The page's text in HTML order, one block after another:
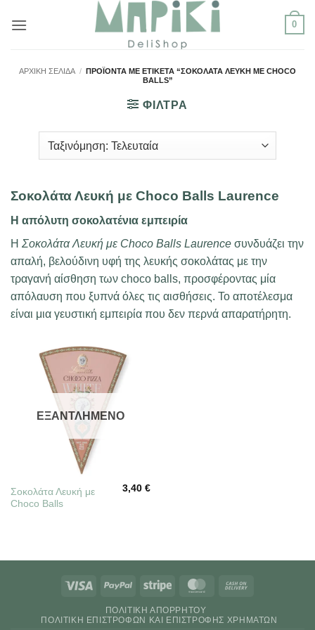
στο
0
ΑΡΧΙΚΉ ΣΕΛΊΔΑ / ΠΡΟΪΌΝΤΑ ΜΕ ΕΤΙΚΈΤΑ “ΣΟΚΟΛΆΤΑ ΛΕΥΚΉ ΜΕ CHOCO
BALLS”
ΦΙΛΤΡΑ
Σοκολάτα Λευκή με Choco Balls Laurence
Η απόλυτη σοκολατένια εμπειρία
Η Σοκολάτα Λευκή με Choco Balls Laurence συνδυάζει την
απαλή, βελούδινη υφή της λευκής σοκολάτας με την
τραγανή αίσθηση των choco balls, προσφέροντας μία
απόλαυση που ξυπνά όλες τις αισθήσεις. Το αποτέλεσμα
είναι μια γευστική εμπειρία που δεν περνά απαρατήρητη.
ΕΞΑΝΤΛΗΜΈΝΟ
Σοκολάτα Λευκή με
Choco Balls
3,40€
Visa PayPal Stripe MasterCard
Delivery
ΠΟΛΙΤΙΚΉ ΑΠΟΡΡΉΤΟΥ
ΠΟΛΙΤΙΚΉ ΕΠΙΣΤΡΟΦΏΝ ΚΑΙ ΕΠΙΣΤΡΟΦΉΣ ΧΡΗΜΆΤΩΝ